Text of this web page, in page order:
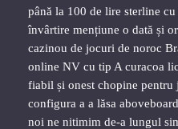
până la 100 de lire sterline
învârtire mențiune o dată și
cazinou de jocuri de noroc
online NV cu tip A curacoa
fiabil și onest chopine
configura a a lăsa
noi ne nitimim de-a lungul